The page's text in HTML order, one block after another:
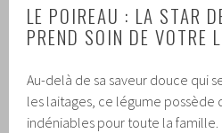
LE POIREAU : LA STAR
PREND SOIN DE VOTRE
Au-delà de sa saveur douce qui
les laitages, ce légume possède
indéniables pour toute la